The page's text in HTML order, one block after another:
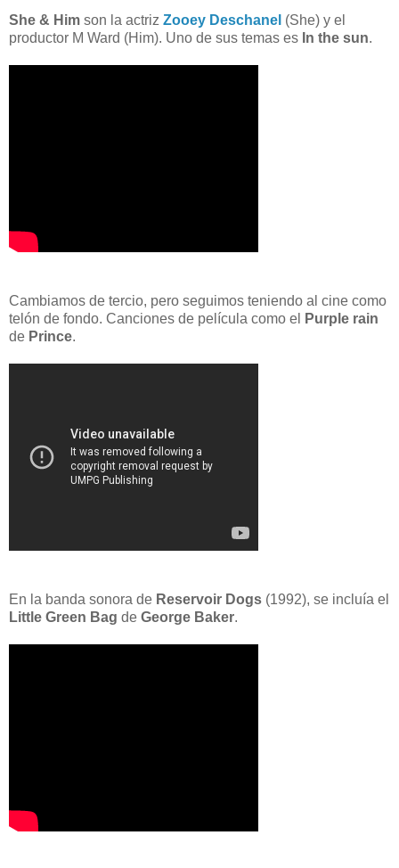
She & Him son la actriz Zooey Deschanel (She) y el
productor M Ward (Him). Uno de sus temas es In the sun.
Cambiamos de tercio, pero seguimos teniendo al cine como
telón de fondo. Canciones de película como el
Purple rain
de Prince.
En la banda sonora de Reservoir Dogs (1992), se incluía el
Little Green Bag de George Baker.